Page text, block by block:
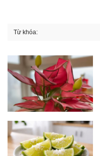
Từ khóa: